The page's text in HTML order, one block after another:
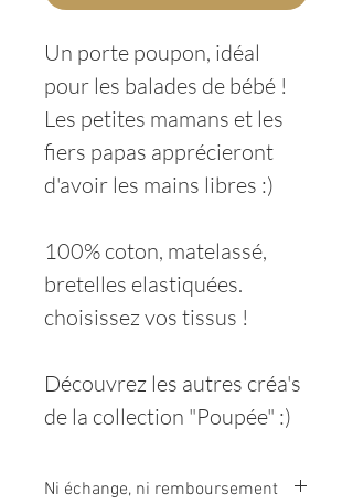
Un porte poupon, idéal
pour les balades de bébé !
Les petites mamans et les
fiers papas apprécieront
d'avoir les mains libres :)
100% coton, matelassé,
bretelles elastiquées.
choisissez vos tissus !
Découvrez les autres créa's
de la collection "Poupée" :)
Ni échange, ni remboursement